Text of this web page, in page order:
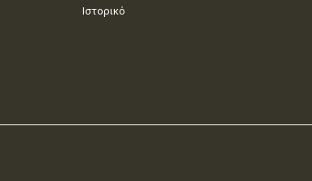
Ιστορικό